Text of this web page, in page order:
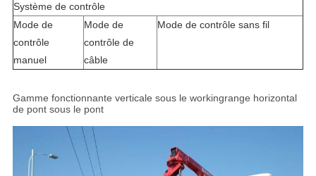
Système de contrôle
Mode de
contrôle
manuel
Mode de
contrôle de
câble
Mode de contrôle sans fil
Gamme fonctionnante verticale sous le workingrange horizontal
de pont sous le pont